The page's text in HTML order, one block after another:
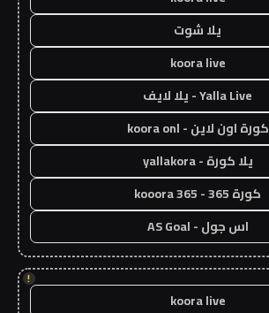
يلا شوت
koora live
Yalla Live - يلا لايف
كورة اون لاين - koora onl
يلا كورة - yallakora
كورة 365 - kooora 365
اس جول - AS Goal
!
koora live